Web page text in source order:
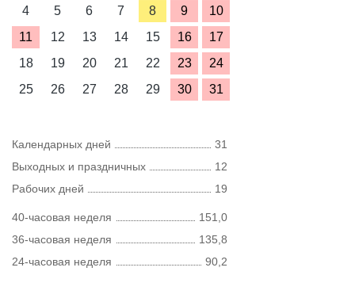
4
5 6 7 8 9
10
11
12 13 14 15 16
17
18
19 20 21 22 23
24
25
26 27 28 29 30 31
Календарных дней
31
Выходных и праздничных
12
Рабочих дней
19
40-часовая неделя
151,0
36-часовая неделя
135,8
24-часовая неделя
90,2